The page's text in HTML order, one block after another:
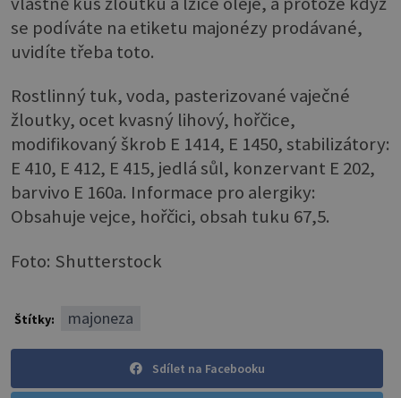
se podíváte na etiketu majonézy prodávané,
uvidíte třeba toto.
Rostlinný tuk, voda, pasterizované vaječné
žloutky, ocet kvasný lihový, hořčice,
modifikovaný škrob E 1414, E 1450, stabilizátory:
E 410, E 412, E 415, jedlá sůl, konzervant E 202,
barvivo E 160a. Informace pro alergiky:
Obsahuje vejce, hořčici, obsah tuku 67,5.
Foto: Shutterstock
Štítky: majoneza
Sdílet na Facebooku